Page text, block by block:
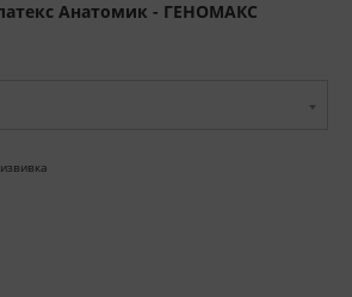
Анатомик - ГЕНОМАКС